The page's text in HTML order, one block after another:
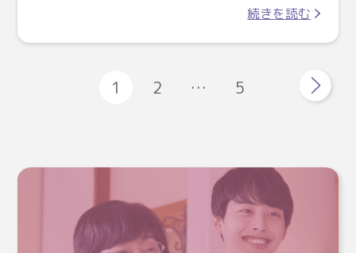
続きを読む
1 2 … 5